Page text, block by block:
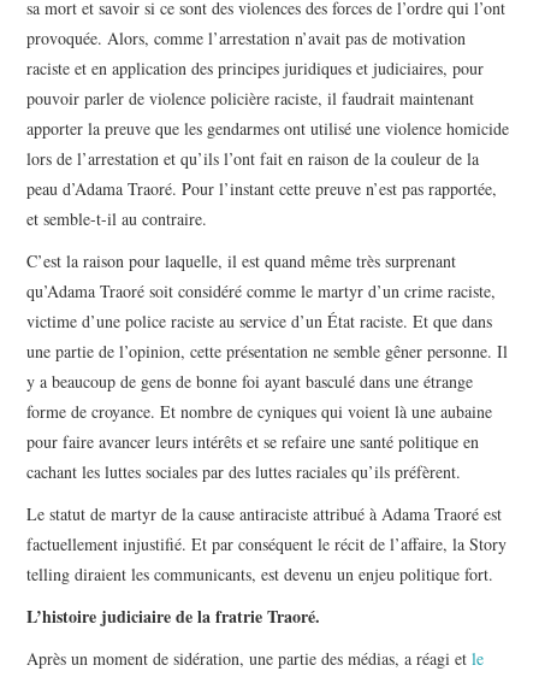
sa mort et savoir si ce sont des violences des forces de l’ordre qui l’ont
provoquée. Alors, comme l’arrestation n’avait pas de motivation
raciste et en application des principes juridiques et judiciaires, pour
pouvoir parler de violence policière raciste, il faudrait maintenant
apporter la preuve que les gendarmes ont utilisé une violence homicide
lors de l’arrestation et qu’ils l’ont fait en raison de la couleur de la
peau d’Adama Traoré. Pour l’instant cette preuve n’est pas rapportée,
et semble-t-il au contraire.
C’est la raison pour laquelle, il est quand même très surprenant
qu’Adama Traoré soit considéré comme le martyr d’un crime raciste,
victime d’une police raciste au service d’un État raciste. Et que dans
une partie de l’opinion, cette présentation ne semble gêner personne. Il
y a beaucoup de gens de bonne foi ayant basculé dans une étrange
forme de croyance. Et nombre de cyniques qui voient là une aubaine
pour faire avancer leurs intérêts et se refaire une santé politique en
cachant les luttes sociales par des luttes raciales qu’ils préfèrent.
Le statut de martyr de la cause antiraciste attribué à Adama Traoré est
factuellement injustifié. Et par conséquent le récit de l’affaire, la Story
telling diraient les communicants, est devenu un enjeu politique fort.
L’histoire judiciaire de la fratrie Traoré.
Après un moment de sidération, une partie des médias, a réagi etle